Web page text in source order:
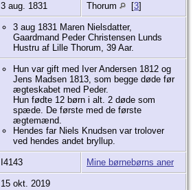
3 aug. 1831 Thorum [3]
3 aug 1831 Maren Nielsdatter,
Gaardmand Peder Christensen Lunds
Hustru af Lille Thorum, 39 Aar.
Hun var gift med Iver Andersen 1812 og
Jens Madsen 1813, som begge døde før
ægteskabet med Peder.
Hun fødte 12 børn i alt. 2 døde som
spæde. De første med de første
ægtemænd.
Hendes far Niels Knudsen var trolover
ved hendes andet bryllup.
I4143 Mine børnebørns aner
15 okt. 2019